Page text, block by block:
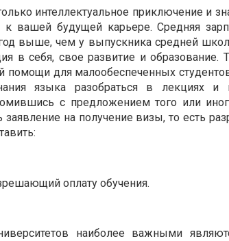
интеллектуальное приключение и
к вашей будущей карьере. Средняя
выше, чем у выпускника средней
в себя, свое развитие и образование.
для малообеспеченных
языка разобраться в лекциях и
с предложением того или
заявление на получение визы, то есть
оплату обучения.
наиболее важными